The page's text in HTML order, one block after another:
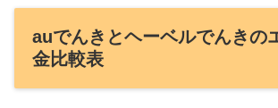
auでんきとヘーベルでんきの
金比較表